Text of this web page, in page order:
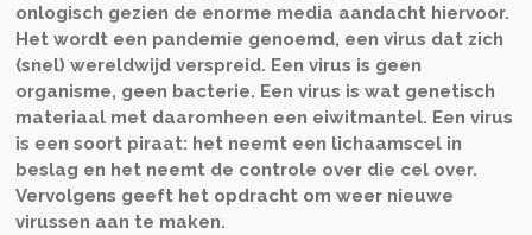
onlogisch gezien de enorme media aandacht hiervoor.
Het wordt een pandemie genoemd, een virus dat zich
(snel) wereldwijd verspreid. Een virus is geen
organisme, geen bacterie. Een virus is wat genetisch
materiaal met daaromheen een eiwitmantel. Een virus
is een soort piraat: het neemt een lichaamscel in
beslag en het neemt de controle over die cel over.
Vervolgens geeft het opdracht om weer nieuwe
virussen aan te maken.